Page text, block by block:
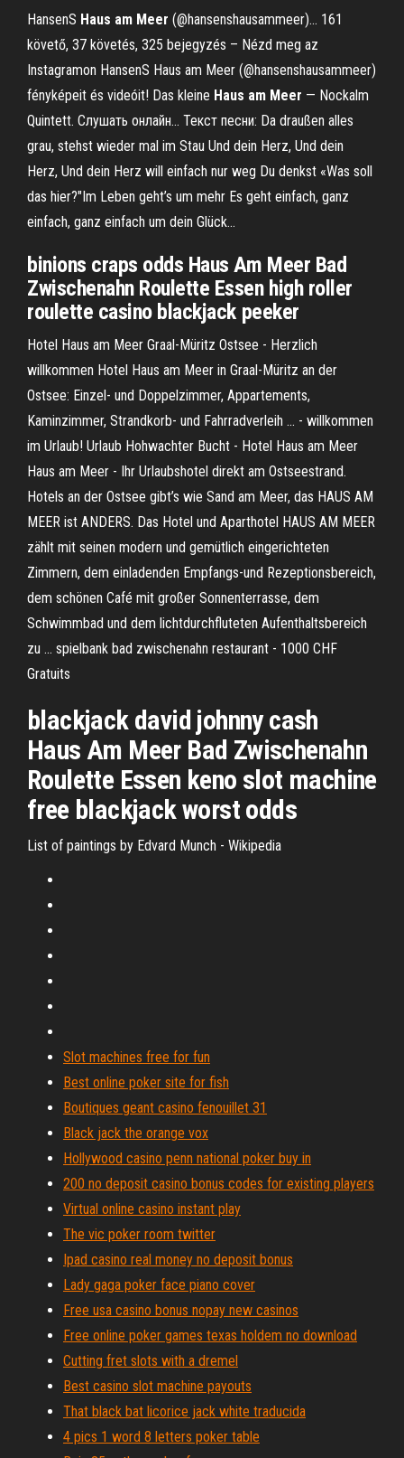
HansenS Haus am Meer (@hansenshausammeer)... 161
követő, 37 követés, 325 bejegyzés – Nézd meg az
Instagramon HansenS Haus am Meer (@hansenshausammeer)
fényképeit és videóit! Das kleine Haus am Meer — Nockalm
Quintett. Слушать онлайн… Текст песни: Da draußen alles
grau, stehst wieder mal im Stau Und dein Herz, Und dein
Herz, Und dein Herz will einfach nur weg Du denkst «Was soll
das hier?"Im Leben geht’s um mehr Es geht einfach, ganz
einfach, ganz einfach um dein Glück...
binions craps odds Haus Am Meer Bad
Zwischenahn Roulette Essen high roller
roulette casino blackjack peeker
Hotel Haus am Meer Graal-Müritz Ostsee - Herzlich
willkommen Hotel Haus am Meer in Graal-Müritz an der
Ostsee: Einzel- und Doppelzimmer, Appartements,
Kaminzimmer, Strandkorb- und Fahrradverleih ... - willkommen
im Urlaub! Urlaub Hohwachter Bucht - Hotel Haus am Meer
Haus am Meer - Ihr Urlaubshotel direkt am Ostseestrand.
Hotels an der Ostsee gibt’s wie Sand am Meer, das HAUS AM
MEER ist ANDERS. Das Hotel und Aparthotel HAUS AM MEER
zählt mit seinen modern und gemütlich eingerichteten
Zimmern, dem einladenden Empfangs-und Rezeptionsbereich,
dem schönen Café mit großer Sonnenterrasse, dem
Schwimmbad und dem lichtdurchfluteten Aufenthaltsbereich
zu ... spielbank bad zwischenahn restaurant - 1000 CHF
Gratuits
blackjack david johnny cash
Haus Am Meer Bad Zwischenahn
Roulette Essen keno slot machine
free blackjack worst odds
List of paintings by Edvard Munch - Wikipedia
Slot machines free for fun
Best online poker site for fish
Boutiques geant casino fenouillet 31
Black jack the orange vox
Hollywood casino penn national poker buy in
200 no deposit casino bonus codes for existing players
Virtual online casino instant play
The vic poker room twitter
Ipad casino real money no deposit bonus
Lady gaga poker face piano cover
Free usa casino bonus nopay new casinos
Free online poker games texas holdem no download
Cutting fret slots with a dremel
Best casino slot machine payouts
That black bat licorice jack white traducida
4 pics 1 word 8 letters poker table